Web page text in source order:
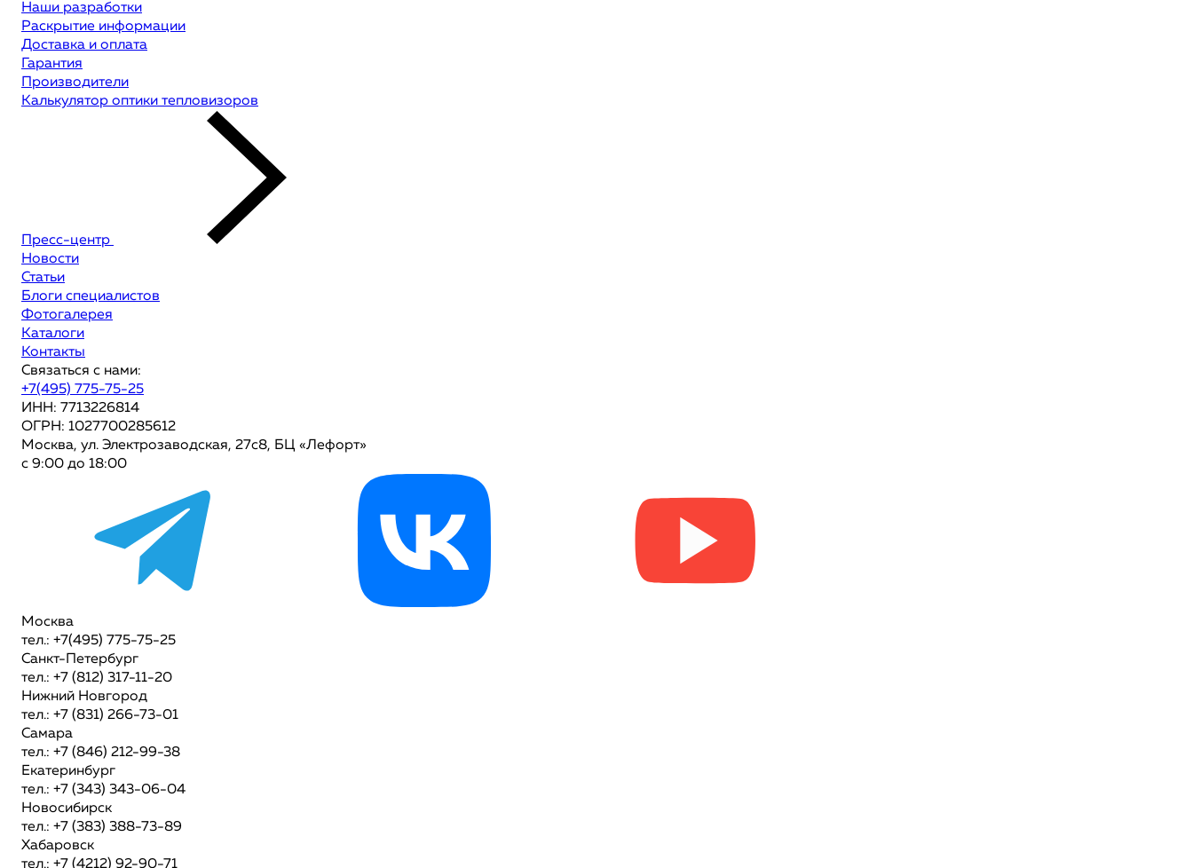
Наши разработки
Раскрытие информации
Доставка и оплата
Гарантия
Производители
Калькулятор оптики тепловизоров
Пресс-центр
Новости
Статьи
Блоги специалистов
Фотогалерея
Каталоги
Контакты
Связаться с нами:
+7(495) 775-75-25
ИНН: 7713226814
ОГРН: 1027700285612
Москва, ул. Электрозаводская, 27с8, БЦ «Лефорт»
с 9:00 до 18:00
Москва
тел.: +7(495) 775-75-25
Санкт-Петербург
тел.: +7 (812) 317-11-20
Нижний Новгород
тел.: +7 (831) 266-73-01
Самара
тел.: +7 (846) 212-99-38
Екатеринбург
тел.: +7 (343) 343-06-04
Новосибирск
тел.: +7 (383) 388-73-89
Хабаровск
тел.: +7 (4212) 92-90-71